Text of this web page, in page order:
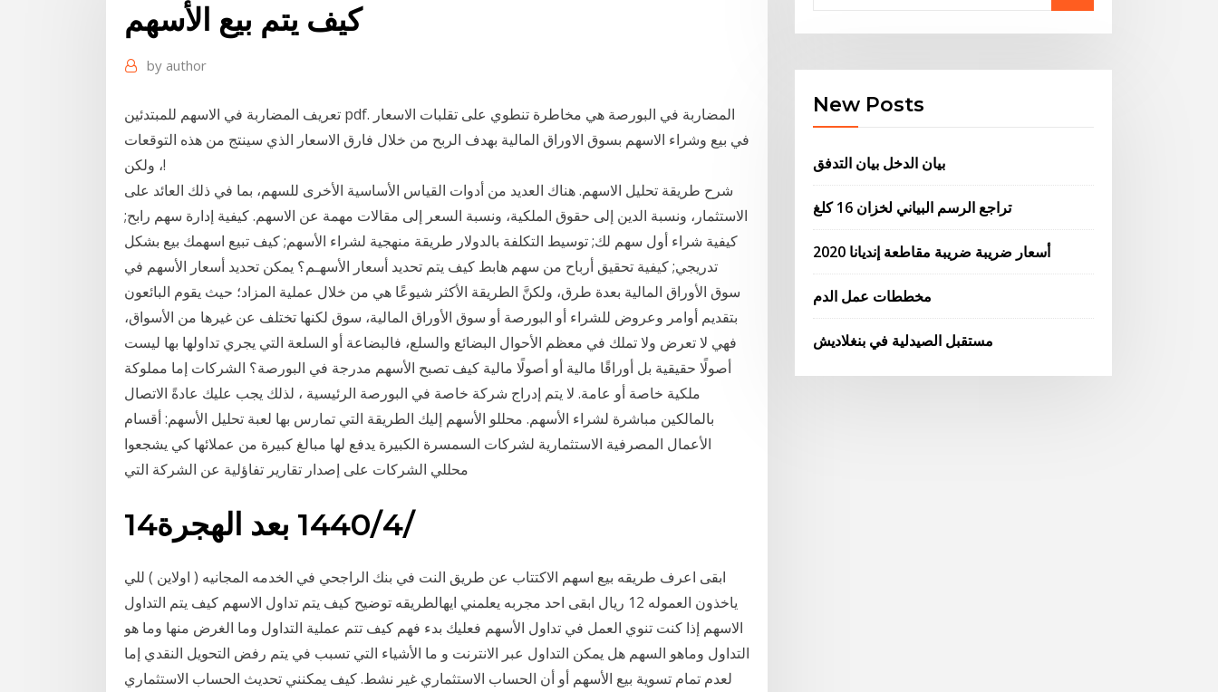
كيف يتم بيع الأسهم
by author
تعريف المضاربة في الاسهم للمبتدئين pdf. المضاربة في البورصة هي مخاطرة تنطوي على تقلبات الاسعار
في بيع وشراء الاسهم بسوق الاوراق المالية بهدف الربح من خلال فارق الاسعار الذي سينتج من هذه التوقعات
، ولكن!
شرح طريقة تحليل الاسهم. هناك العديد من أدوات القياس الأساسية الأخرى للسهم، بما في ذلك العائد على
الاستثمار، ونسبة الدين إلى حقوق الملكية، ونسبة السعر إلى مقالات مهمة عن الاسهم. كيفية إدارة سهم رابح;
كيفية شراء أول سهم لك; توسيط التكلفة بالدولار طريقة منهجية لشراء الأسهم; كيف تبيع اسهمك بيع بشكل
تدريجي; كيفية تحقيق أرباح من سهم هابط كيف يتم تحديد أسعار الأسهـم؟ يمكن تحديد أسعار الأسهم في
سوق الأوراق المالية بعدة طرق، ولكنَّ الطريقة الأكثر شيوعًا هي من خلال عملية المزاد؛ حيث يقوم البائعون
بتقديم أوامر وعروض للشراء أو البورصة أو سوق الأوراق المالية، سوق لكنها تختلف عن غيرها من الأسواق،
فهي لا تعرض ولا تملك في معظم الأحوال البضائع والسلع، فالبضاعة أو السلعة التي يجري تداولها بها ليست
أصولًا حقيقية بل أوراقًا مالية أو أصولًا مالية كيف تصبح الأسهم مدرجة في البورصة؟ الشركات إما مملوكة
ملكية خاصة أو عامة. لا يتم إدراج شركة خاصة في البورصة الرئيسية ، لذلك يجب عليك عادةً الاتصال
بالمالكين مباشرة لشراء الأسهم. محللو الأسهم إليك الطريقة التي تمارس بها لعبة تحليل الأسهم: أقسام
الأعمال المصرفية الاستثمارية لشركات السمسرة الكبيرة يدفع لها مبالغ كبيرة من عملائها كي يشجعوا
محللي الشركات على إصدار تقارير تفاؤلية عن الشركة التي
14‏‏/4‏‏/1440 بعد الهجرة
ابقى اعرف طريقه بيع اسهم الاكتتاب عن طريق النت في بنك الراجحي في الخدمه المجانيه ( اولاين ) للي
ياخذون العموله 12 ريال ابقى احد مجربه يعلمني ايهالطريقه توضيح كيف يتم تداول الاسهم كيف يتم التداول
الاسهم إذا كنت تنوي العمل في تداول الأسهم فعليك بدء فهم كيف تتم عملية التداول وما الغرض منها وما هو
التداول وماهو السهم هل يمكن التداول عبر الانترنت و ما الأشياء التي تسبب في يتم رفض التحويل النقدي إما
لعدم تمام تسوية بيع الأسهم أو أن الحساب الاستثماري غير نشط. كيف يمكنني تحديث الحساب الاستثماري
New Posts
بيان الدخل بيان التدفق
تراجع الرسم البياني لخزان 16 كلغ
أسعار ضريبة ضريبة مقاطعة إنديانا 2020
مخططات عمل الدم
مستقبل الصيدلية في بنغلاديش